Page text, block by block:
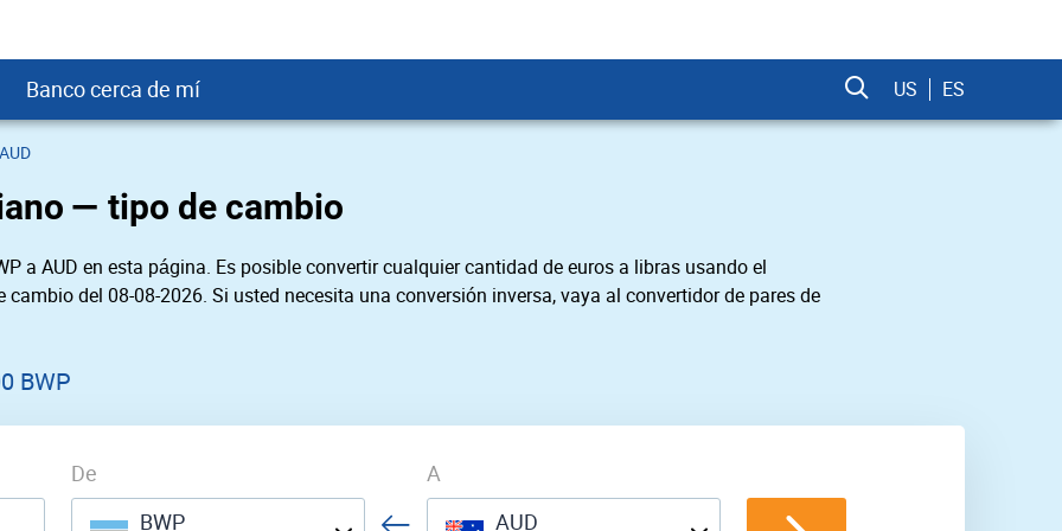
crediticio
Banco cerca de mí
de Mí
Cerca de Mí
de Mí
Cerca de Mí
US ES
— tipo de cambio
a AUD en esta página. Es posible convertir cualquier cantidad de euros a libras usando el
del 08-08-2026. Si usted necesita una conversión inversa, vaya al convertidor de pares de
BWP
De
BWP
A
AUD